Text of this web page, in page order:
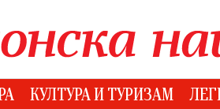
КУЛТУРА И ТУРИЗАМ